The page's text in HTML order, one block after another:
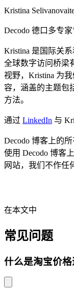
Kristina
Decodo 德口多专
Kristina 是国际关
全球数字访问桥梁
视野，Kristina 为
容，涵盖的主题包
方法。
通过 LinkedIn 与
Decodo 博客上的
使用 Decodo 博客
网站，我们不作任
在本文中
常见问题
什么是淘宝价格